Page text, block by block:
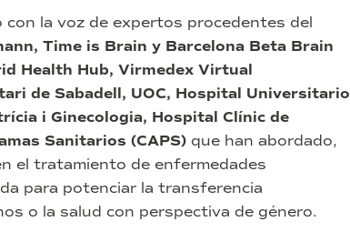
con la voz de expertos procedentes del
Time is Brain y Barcelona Beta Brain
Health Hub, Virmedex Virtual
de Sabadell, UOC, Hospital Universitario
i Ginecologia, Hospital Clínic de
Sanitarios (CAPS) que han abordado,
el tratamiento de enfermedades
para potenciar la transferencia
o la salud con perspectiva de género.